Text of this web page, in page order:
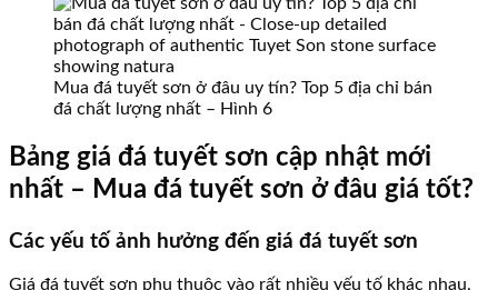
Mua đá tuyết sơn ở đâu uy tín? Top 5 địa chỉ bán
đá chất lượng nhất – Hình 6
Bảng giá đá tuyết sơn cập nhật mới
nhất – Mua đá tuyết sơn ở đâu giá tốt?
Các yếu tố ảnh hưởng đến giá đá tuyết sơn
Giá đá tuyết sơn phụ thuộc vào rất nhiều yếu tố khác nhau,